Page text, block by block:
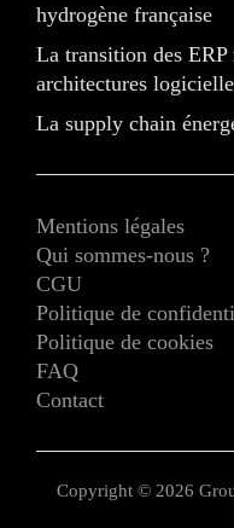
hydrogène française
La transition des
architectures
La supply chain
Mentions légales
Qui sommes-nous ?
CGU
Politique de
Politique de cookies
FAQ
Contact
Copyright © 2026